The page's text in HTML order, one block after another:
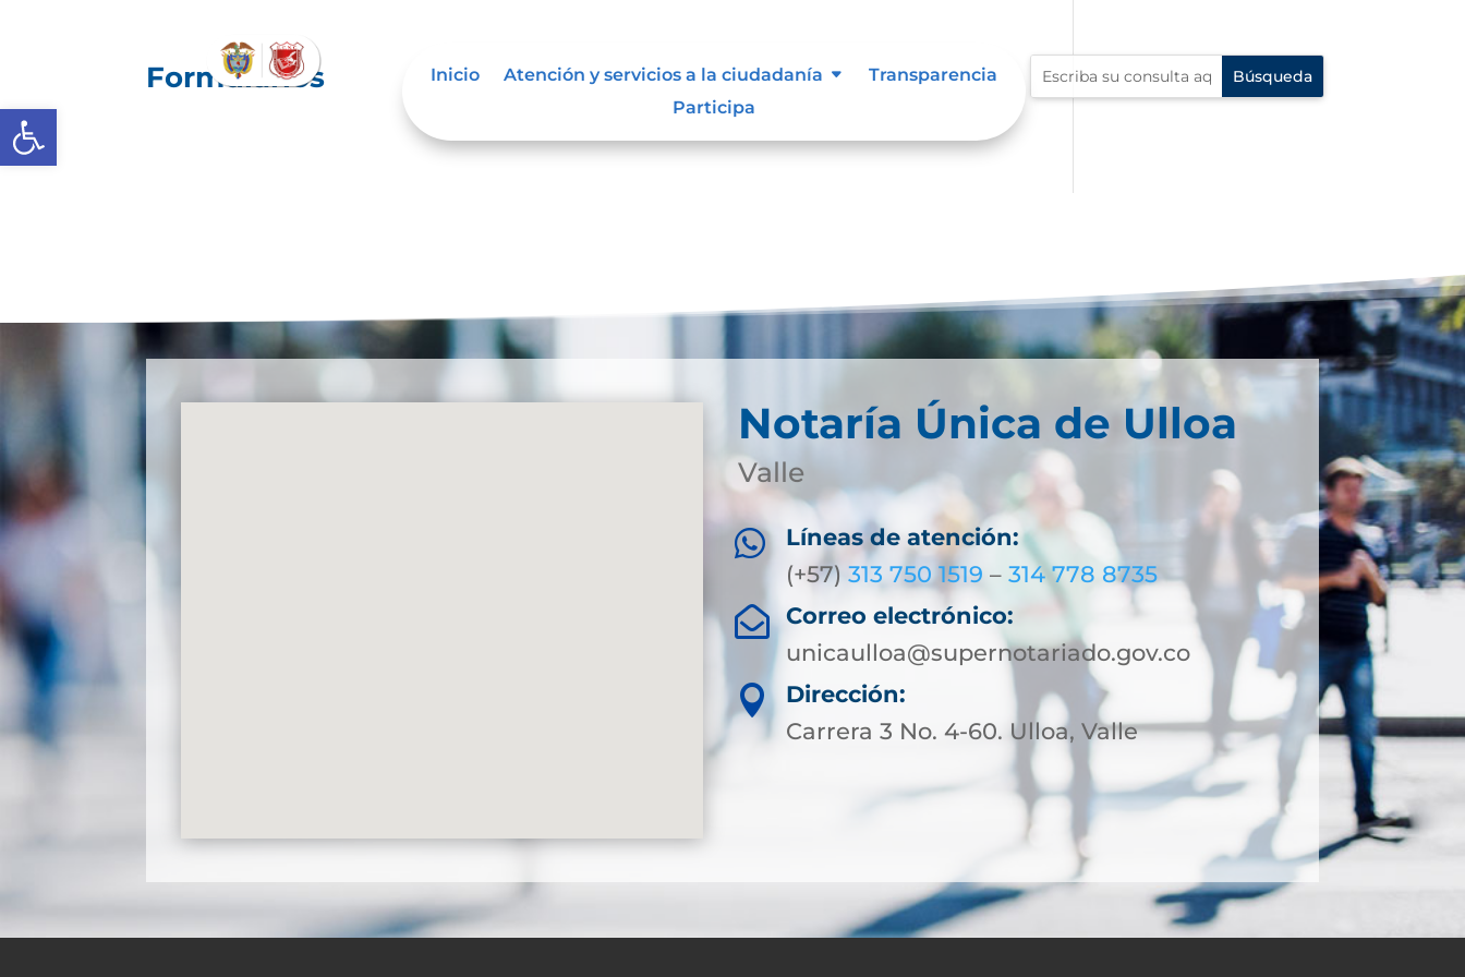
Abrir barra de herramientas
Inicio Atención y servicios a la ciudadanía
Transparencia
Participa
Formularios
Notaría Única de Ulloa
Valle

Líneas de atención:
(+57)313 750 1519 –314 778 8735
 Correo electrónico:
unicaulloa@supernotariado.gov.co

Dirección:
Carrera 3 No. 4-60. Ulloa, Valle